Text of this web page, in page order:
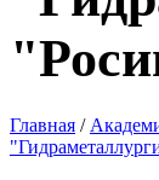
Главная /